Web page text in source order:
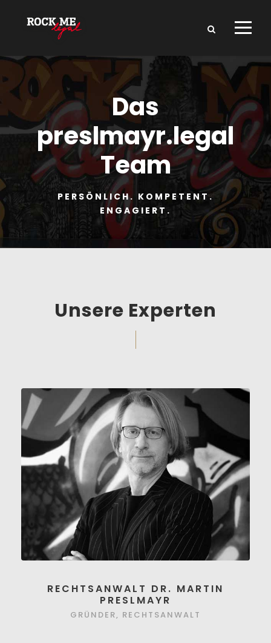
Das
preslmayr.legal
Team
PERSÖNLICH. KOMPETENT.
ENGAGIERT.
Unsere Experten
RECHTSANWALT DR. MARTIN
PRESLMAYR
GRÜNDER, RECHTSANWALT